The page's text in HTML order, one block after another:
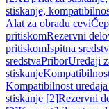
stiskanje,
Alat za obradu cevi
pritiskomRezervni
pritiskomIspitna
sredstvaPriborUređaji
stiskanje
Kompatibilnost
stiskanje [2]Rezervni